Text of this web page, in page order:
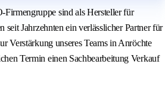
sind als Hersteller für
seit Jahrzehnten ein verlässlicher Partner für
Verstärkung unseres Teams in Anröchte
Termin einen Sachbearbeitung Verkauf